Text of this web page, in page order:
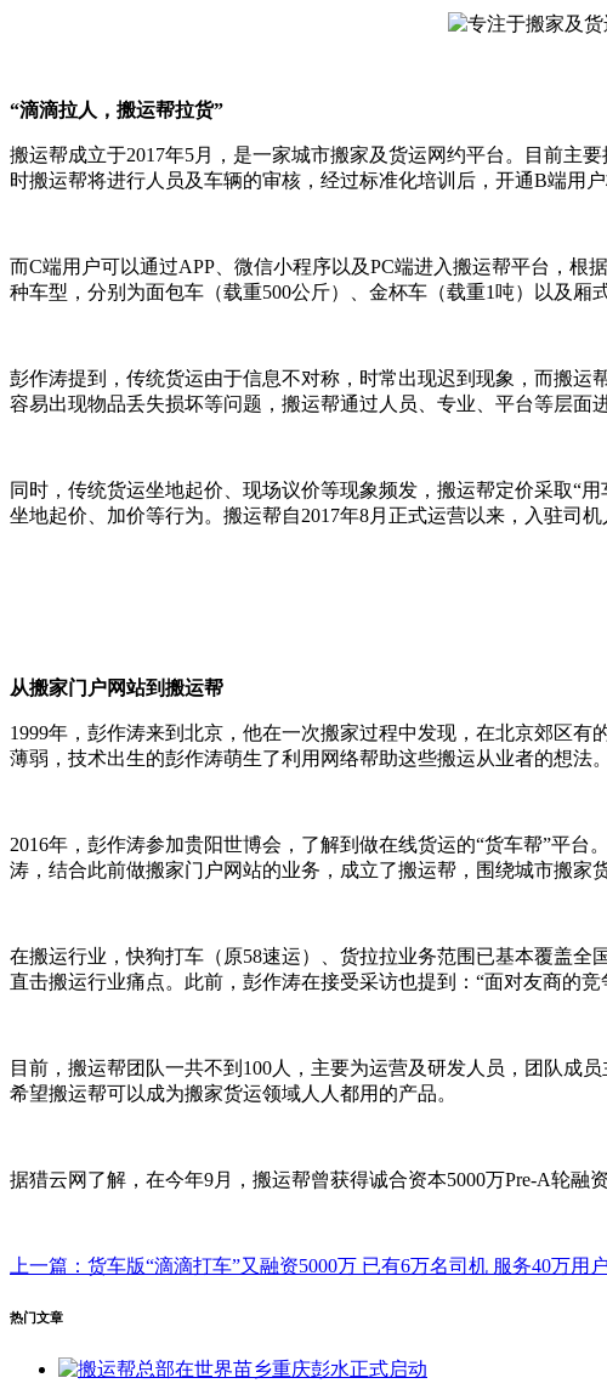
“滴滴拉人，搬运帮拉货”
搬运帮成立于2017年5月，是一家城市搬家及货运网约平台。目前主
时搬运帮将进行人员及车辆的审核，经过标准化培训后，开通B端用户
而C端用户可以通过APP、微信小程序以及PC端进入搬运帮平台，
种车型，分别为面包车（载重500公斤）、金杯车（载重1吨）以及厢
彭作涛提到，传统货运由于信息不对称，时常出现迟到现象，而搬运
容易出现物品丢失损坏等问题，搬运帮通过人员、专业、平台等层面
同时，传统货运坐地起价、现场议价等现象频发，搬运帮定价采取“
坐地起价、加价等行为。搬运帮自2017年8月正式运营以来，入驻司
从搬家门户网站到搬运帮
1999年，彭作涛来到北京，他在一次搬家过程中发现，在北京郊区有
薄弱，技术出生的彭作涛萌生了利用网络帮助这些搬运从业者的想法
2016年，彭作涛参加贵阳世博会，了解到做在线货运的“货车帮”平
涛，结合此前做搬家门户网站的业务，成立了搬运帮，围绕城市搬家
在搬运行业，快狗打车（原58速运）、货拉拉业务范围已基本覆盖
直击搬运行业痛点。此前，彭作涛在接受采访也提到：“面对友商的
目前，搬运帮团队一共不到100人，主要为运营及研发人员，团队成
希望搬运帮可以成为搬家货运领域人人都用的产品。
据猎云网了解，在今年9月，搬运帮曾获得诚合资本5000万Pre-A轮
上一篇：货车版“滴滴打车”又融资5000万 已有6万名司机 服务40万用户
热门文章